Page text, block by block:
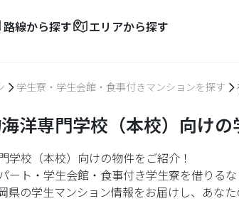
路線から探す エリアから探す
学生寮・学生会館・食事付きマンションを探す
洋専門学校（本校）向け
学校（本校）向けの物件をご紹介！
ート・学生会館・食事付き学生寮を借りる
県の学生マンション情報をお届けし、あな